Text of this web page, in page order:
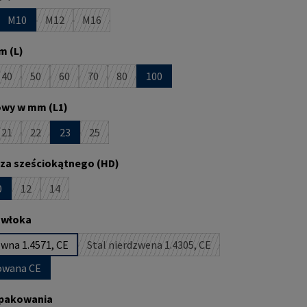
obecnie niedostępna.)
jest obecnie niedostępna.)
M10 M12
(Ta opcja jest obecnie niedostępna.)
M16
(Ta opcja jest obecnie niedostępna.)
(L)
obecnie niedostępna.)
jest obecnie niedostępna.)
40
(Ta opcja jest obecnie niedostępna.)
50
(Ta opcja jest obecnie niedostępna.)
60
(Ta opcja jest obecnie niedostępna.)
70
(Ta opcja jest obecnie niedostępna.)
80
(Ta opcja jest obecnie niedostępna.)
100
w mm (L1)
obecnie niedostępna.)
jest obecnie niedostępna.)
21
(Ta opcja jest obecnie niedostępna.)
22
(Ta opcja jest obecnie niedostępna.)
23 25
(Ta opcja jest obecnie niedostępna.)
sześciokątnego (HD)
niedostępna.)
jest obecnie niedostępna.)
12
(Ta opcja jest obecnie niedostępna.)
14
(Ta opcja jest obecnie niedostępna.)
1.4571, CE
Stal nierdzwena 1.4305, CE
(Ta opcja jest obecnie niedostępna.)
CE